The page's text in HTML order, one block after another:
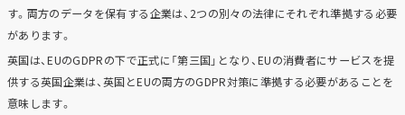
す。両方のデータを保有する企業は、2つの別々の法律にそれぞれ準拠する必要
があります。
英国は、EUのGDPRの下で正式に「第三国」となり、EUの消費者にサービスを提
供する英国企業は、英国とEUの両方のGDPR対策に準拠する必要があることを
意味します。